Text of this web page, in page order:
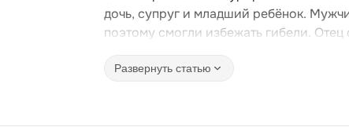
дочь, супруг и младший ребёнок.
поэтому смогли избежать гибели.
Развернуть статью